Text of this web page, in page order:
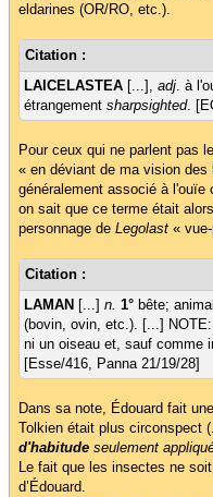
eldarines (OR/RO, etc.).
Citation :
LAICELASTEA [...], adj. à
étrangement sharpsighted.
Pour ceux qui ne parlent pas le
« en déviant de ma vision
généralement associé à
on sait que ce terme était
personnage de Legolast «
Citation :
LAMAN [...] n. 1° bête;
(bovin, ovin, etc.). [...]
ni un oiseau et, sauf comme
[Esse/416, Panna 21/19/28]
Dans sa note, Édouard fait
Tolkien était plus circonspect
d'habitude seulement
Le fait que les insectes ne
d’Édouard.